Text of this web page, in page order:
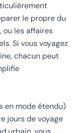
le propre du
ou les affaires
Si vous voyagez
chacun peut
en mode étendu)
jours de voyage